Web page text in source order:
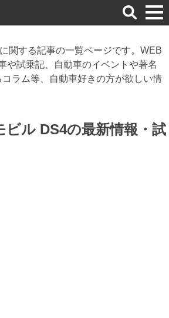
検
索
関する記事の一覧ページです。WEB
や試乗記、自動車のイベントや著名
ラム等、自動車好きの方が欲しい情
ビル DS4の最新情報・試